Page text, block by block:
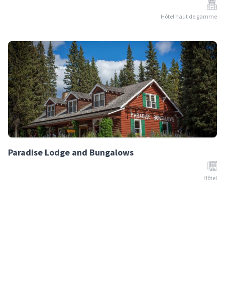
Hôtel haut de gamme
Paradise Lodge and Bungalows
Hôtel